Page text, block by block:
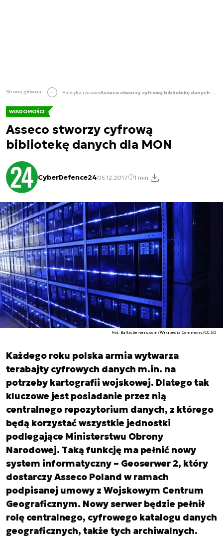
Strona główna Polityka i prawo Asseco stworzy cyfrową bibliotekę danych dla MON
WIADOMOŚCI
Asseco stworzy cyfrową
bibliotekę danych dla MON
CyberDefence2405.12.2017 1 min.
Fot. BalticServers.com/Wikipedia Commons/CC 3.0
Każdego roku polska armia wytwarza
terabajty cyfrowych danych m.in. na
potrzeby kartografii wojskowej. Dlatego tak
kluczowe jest posiadanie przez nią
centralnego repozytorium danych, z którego
będą korzystać wszystkie jednostki
podlegające Ministerstwu Obrony
Narodowej. Taką funkcję ma pełnić nowy
system informatyczny – Geoserwer 2, który
dostarczy Asseco Poland w ramach
podpisanej umowy z Wojskowym Centrum
Geograficznym. Nowy serwer będzie pełnił
rolę centralnego, cyfrowego katalogu danych
geograficznych, także tych archiwalnych.